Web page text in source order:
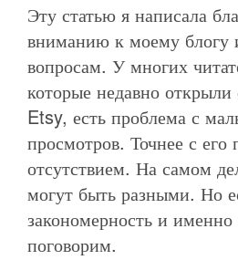
Эту статью я написала
вниманию к моему блогу
вопросам. У многих
которые недавно
Etsy, есть проблема с
просмотров. Точнее с
отсутствием. На самом
могут быть разными. Но
закономерность и
поговорим.